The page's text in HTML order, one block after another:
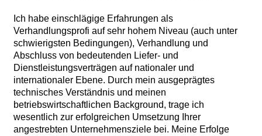
Ich habe einschlägige Erfahrungen als
Verhandlungsprofi auf sehr hohem Niveau (auch unter
schwierigsten Bedingungen), Verhandlung und
Abschluss von bedeutenden Liefer- und
Dienstleistungsverträgen auf nationaler und
internationaler Ebene. Durch mein ausgeprägtes
technisches Verständnis und meinen
betriebswirtschaftlichen Background, trage ich
wesentlich zur erfolgreichen Umsetzung Ihrer
angestrebten Unternehmensziele bei. Meine Erfolge